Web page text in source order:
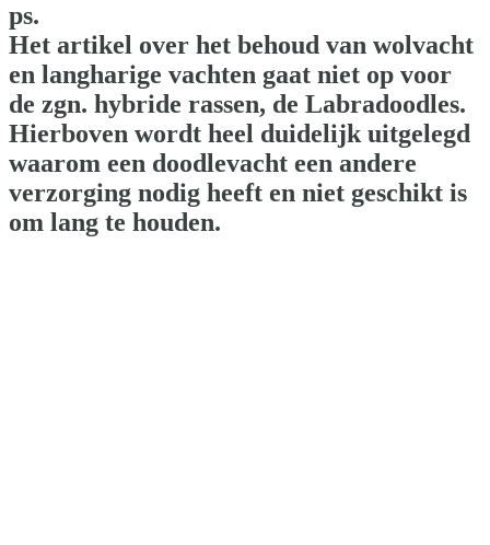
ps.
Het artikel over het behoud van wolvacht
en langharige vachten gaat niet op voor
de zgn. hybride rassen, de Labradoodles.
Hierboven wordt heel duidelijk uitgelegd
waarom een doodlevacht een andere
verzorging nodig heeft en niet geschikt is
om lang te houden.